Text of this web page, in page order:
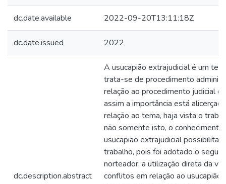
dc.date.available 2022-09-20T13:11:18Z
dc.date.issued 2022
dc.description.abstract
A usucapião extrajudicial é um
trata-se de procedimento
relação ao procedimento judicial
assim a importância está
relação ao tema, haja vista o
não somente isto, o
usucapião extrajudicial possibilita
trabalho, pois foi adotado o
norteador; a utilização direta da
conflitos em relação ao